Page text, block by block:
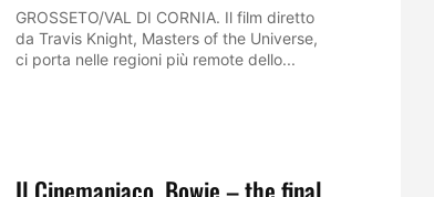
GROSSETO/VAL DI CORNIA. Il film diretto
da Travis Knight, Masters of the Universe,
ci porta nelle regioni più remote dello...